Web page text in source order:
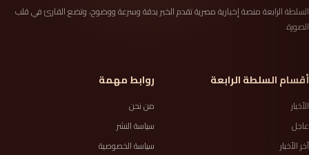
السلطة الرابعة منصة إخبارية مصرية تقدم الخبر بدقة وسرعة ووضوح، وتضع القارئ في قلب
الصورة.
أقسام السلطة الرابعة
الأخبار
عاجل
آخر الأخبار
روابط مهمة
من نحن
سياسة النشر
سياسة الخصوصية